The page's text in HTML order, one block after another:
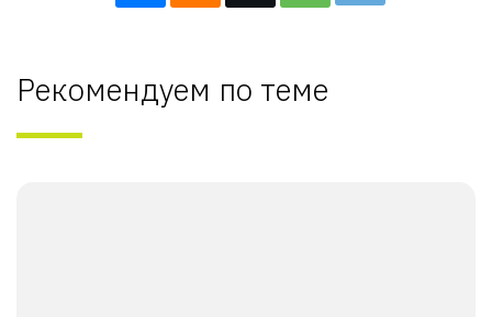
Рекомендуем по теме